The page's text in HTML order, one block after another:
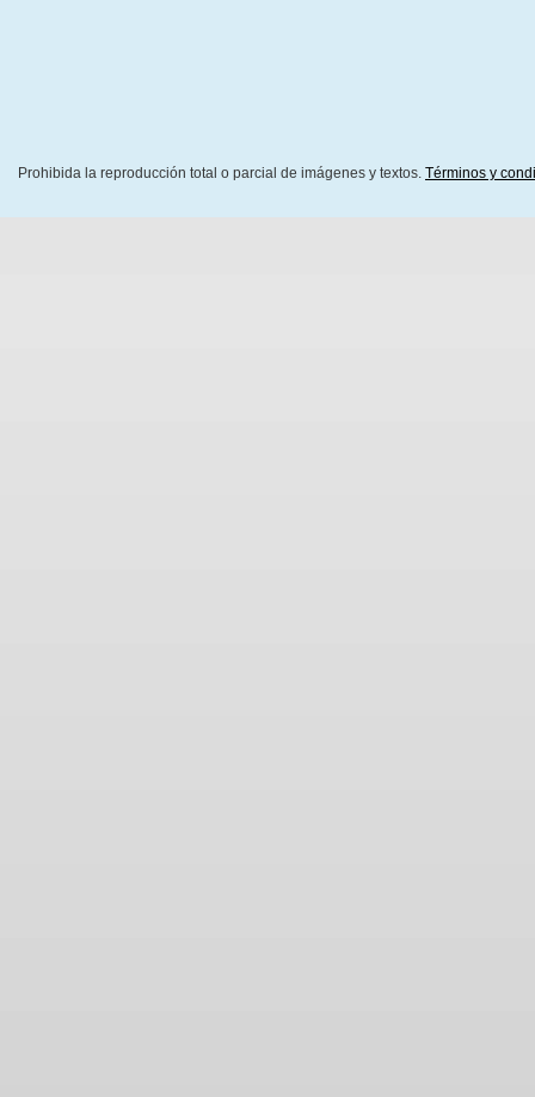
Prohibida la reproducción total o parcial de imágenes y textos. Términos y